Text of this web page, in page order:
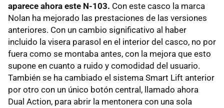
aparece ahora este N-103. Con este casco la marca
Nolan ha mejorado las prestaciones de las versiones
anteriores. Con un cambio significativo al haber
incluido la visera parasol en el interior del casco, no por
fuera como se montaba antes, con la mejora que esto
supone en cuanto a ruido y comodidad del usuario.
También se ha cambiado el sistema Smart Lift anterior
por otro con un único botón central, llamado ahora
Dual Action, para abrir la mentonera con una sola